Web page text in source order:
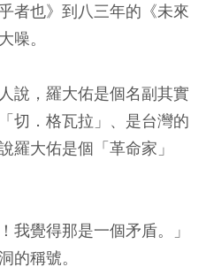
者也》到八三年的《未來
噪。
說，羅大佑是個名副其實
切．格瓦拉」、是台灣的
羅大佑是個「革命家」
我覺得那是一個矛盾。」
的稱號。